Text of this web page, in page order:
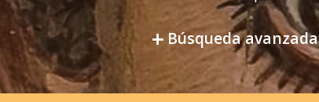
Búsqueda avanzada